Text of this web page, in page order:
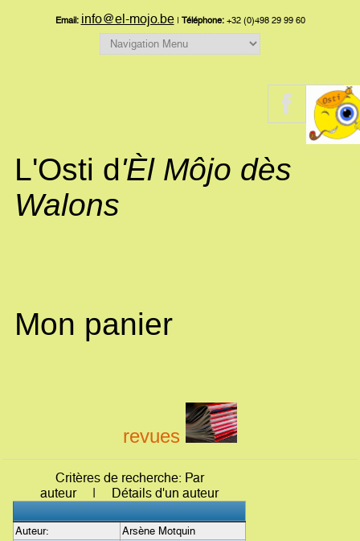
Email: info@el-mojo.be| Téléphone:+32 (0)498 29 99 60
L'Osti d'Èl Môjo dès
Walons
Mon panier
revues
Critères de recherche: Par
auteur | Détails d'un auteur
Auteur:
Arsène Motquin